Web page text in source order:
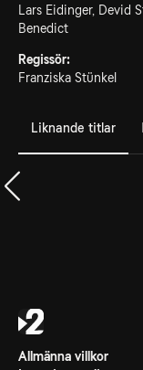
Lars Eidinger, Devid
Benedict
Regissör:
Franziska Stünkel
Liknande titlar
Allmänna villkor